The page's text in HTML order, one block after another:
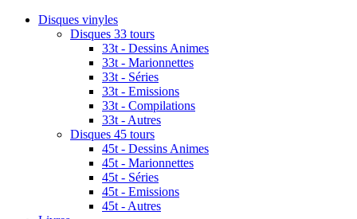
Disques vinyles
Disques 33 tours
33t - Dessins Animes
33t - Marionnettes
33t - Séries
33t - Emissions
33t - Compilations
33t - Autres
Disques 45 tours
45t - Dessins Animes
45t - Marionnettes
45t - Séries
45t - Emissions
45t - Autres